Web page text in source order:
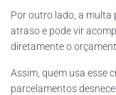
Por outro lado, a multa
atraso e pode vir
diretamente o
Assim, quem usa esse
parcelamentos